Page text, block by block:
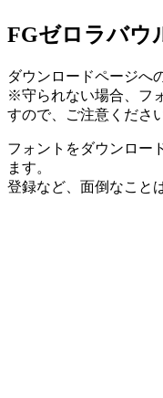
FGゼロラバウ
ダウンロードページへ
※守られない場合、フ
すので、ご注意ください
フォントをダウンロー
ます。
登録など、面倒なこと